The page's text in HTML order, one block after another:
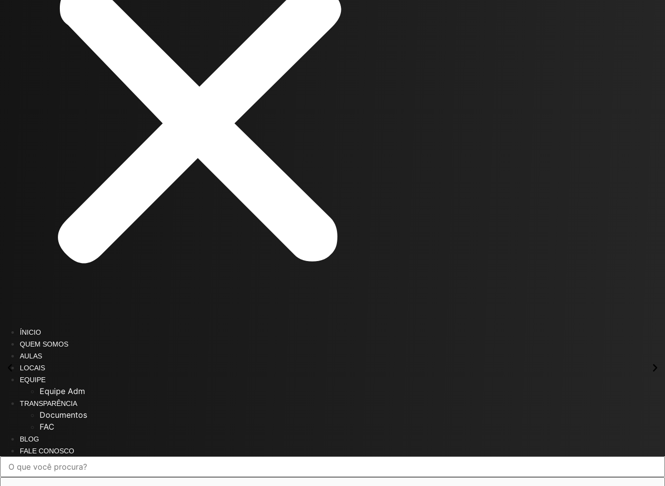
ÍNICIO
QUEM SOMOS
AULAS
LOCAIS
EQUIPE
Equipe Adm
TRANSPARÊNCIA
Documentos
FAC
BLOG
FALE CONOSCO